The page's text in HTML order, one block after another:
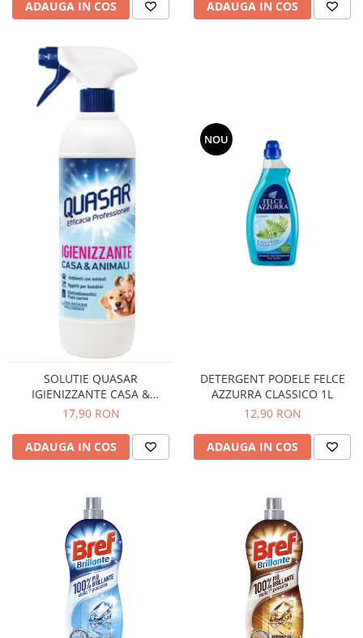
Bere italiana
Vinuri italiene
Bauturi aperitive, alcoolice
Apa italiana
Sucuri si bauturi racoritoare
Pandoro si Balocco
Produse fara gluten
Produse de panificatie
Produse de patiserie
ADAUGA IN COS ADAUGA IN COS
SOLUTIE QUASAR
IGIENIZZANTE CASA &
ANIMALI 580ML
17,90 RON
ADAUGA IN COS
NOU
DETERGENT PODELE FELCE
AZZURRA CLASSICO 1L
12,90 RON
ADAUGA IN COS